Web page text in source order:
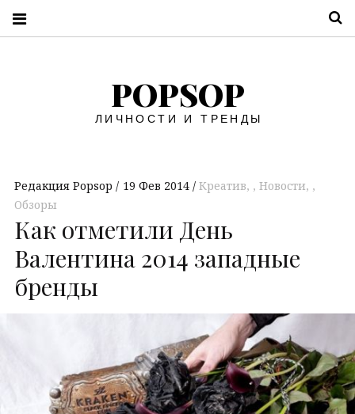
POPSOP
ЛИЧНОСТИ И ТРЕНДЫ
Редакция Popsop 19 Фев 2014 Креатив, Новости,
Обзоры
Как отметили День
Валентина 2014 западные
бренды